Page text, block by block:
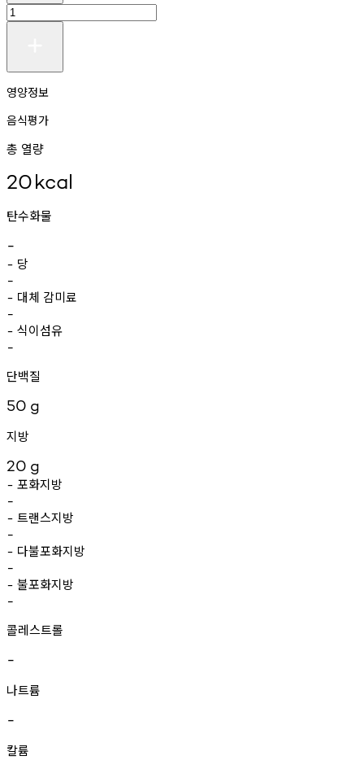
영양정보
음식평가
총 열량
20kcal
탄수화물
-
- 당
-
- 대체 감미료
-
- 식이섬유
-
단백질
50 g
지방
20 g
- 포화지방
-
- 트랜스지방
-
- 다불포화지방
-
- 불포화지방
-
콜레스트롤
-
나트륨
-
칼륨